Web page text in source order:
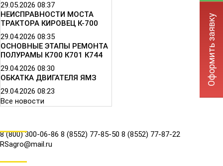
29.05.2026 08:37
НЕИСПРАВНОСТИ МОСТА
ТРАКТОРА КИРОВЕЦ К-700
29.04.2026 08:35
ОСНОВНЫЕ ЭТАПЫ РЕМОНТА
ПОЛУРАМЫ К700 К701 К744
29.04.2026 08:30
ОБКАТКА ДВИГАТЕЛЯ ЯМЗ
29.04.2026 08:23
Все новости
8 (800) 300-06-86 8 (8552) 77-85-50 8 (8552) 77-87-22
RSagro@mail.ru
Оформить заявку